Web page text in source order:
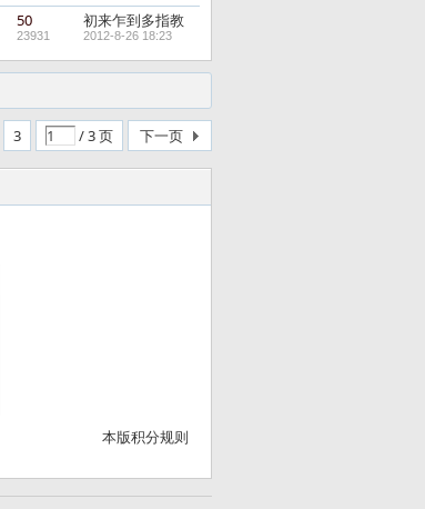
50
23931
初来乍到多指教
2012-8-26 18:23
3 / 3 页 下一页
本版积分规则